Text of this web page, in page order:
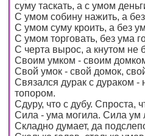
суму таскать, а с умом
С умом собину нажить, а
С умом суму кроить, а без
С умом торговать, без ума
С черта вырос, а кнутом не
Своим умком - своим
Свой умок - свой домок,
Связался дурак с дураком -
топором.
Сдуру, что с дубу. Спроста,
Сила - ума могила. Сила ум
Складно думает, да